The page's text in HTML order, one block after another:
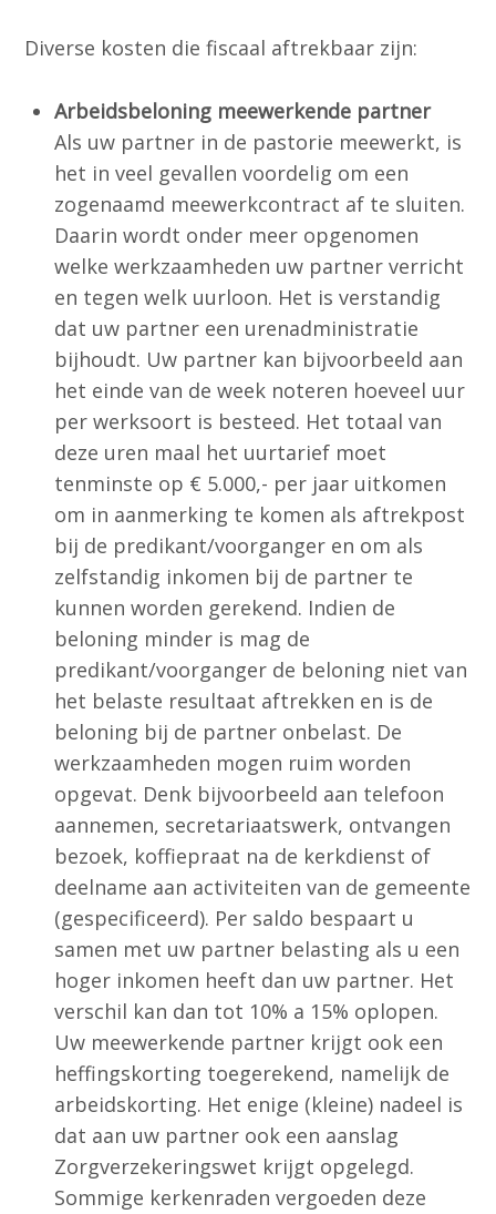
Diverse kosten die fiscaal aftrekbaar zijn:
Arbeidsbeloning meewerkende partner
Als uw partner in de pastorie meewerkt, is
het in veel gevallen voordelig om een
zogenaamd meewerkcontract af te sluiten.
Daarin wordt onder meer opgenomen
welke werkzaamheden uw partner verricht
en tegen welk uurloon. Het is verstandig
dat uw partner een urenadministratie
bijhoudt. Uw partner kan bijvoorbeeld aan
het einde van de week noteren hoeveel uur
per werksoort is besteed. Het totaal van
deze uren maal het uurtarief moet
tenminste op € 5.000,- per jaar uitkomen
om in aanmerking te komen als aftrekpost
bij de predikant/voorganger en om als
zelfstandig inkomen bij de partner te
kunnen worden gerekend. Indien de
beloning minder is mag de
predikant/voorganger de beloning niet van
het belaste resultaat aftrekken en is de
beloning bij de partner onbelast. De
werkzaamheden mogen ruim worden
opgevat. Denk bijvoorbeeld aan telefoon
aannemen, secretariaatswerk, ontvangen
bezoek, koffiepraat na de kerkdienst of
deelname aan activiteiten van de gemeente
(gespecificeerd). Per saldo bespaart u
samen met uw partner belasting als u een
hoger inkomen heeft dan uw partner. Het
verschil kan dan tot 10% a 15% oplopen.
Uw meewerkende partner krijgt ook een
heffingskorting toegerekend, namelijk de
arbeidskorting. Het enige (kleine) nadeel is
dat aan uw partner ook een aanslag
Zorgverzekeringswet krijgt opgelegd.
Sommige kerkenraden vergoeden deze